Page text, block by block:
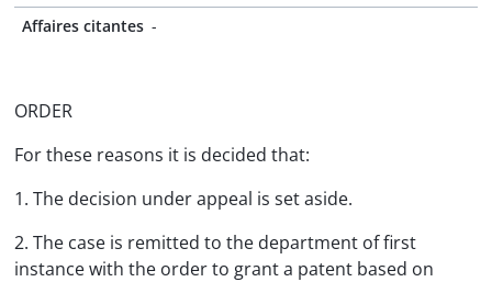
Affaires citantes -
ORDER
For these reasons it is decided that:
1. The decision under appeal is set aside.
2. The case is remitted to the department of first
instance with the order to grant a patent based on